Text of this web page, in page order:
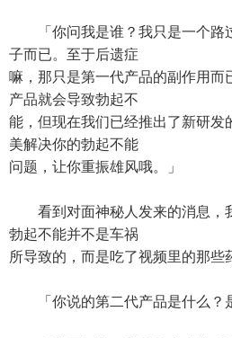
「你问我是谁？我只是一个路
子而已。至于后遗症
嘛，那只是第一代产品的副作用而
产品就会导致勃起不
能，但现在我们已经推出了新研发
美解决你的勃起不能
问题，让你重振雄风哦。」
看到对面神秘人发来的消息，
勃起不能并不是车祸
所导致的，而是吃了视频里的那些
「你说的第二代产品是什么？是